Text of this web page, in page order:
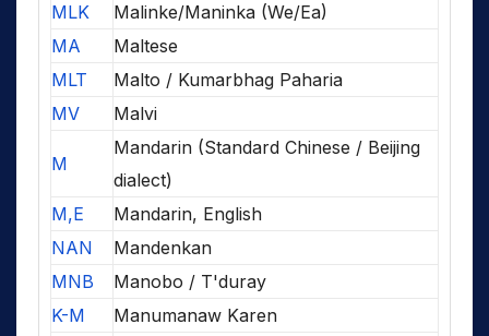
MLK
Malinke/Maninka (We/Ea)
MA
Maltese
MLT
Malto / Kumarbhag Paharia
MV
Malvi
M
Mandarin (Standard Chinese / Beijing
dialect)
M,E
Mandarin, English
NAN
Mandenkan
MNB
Manobo / T'duray
K-M
Manumanaw Karen